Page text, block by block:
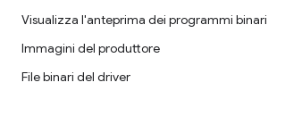
Visualizza l'anteprima dei programmi binari
Immagini del produttore
File binari del driver